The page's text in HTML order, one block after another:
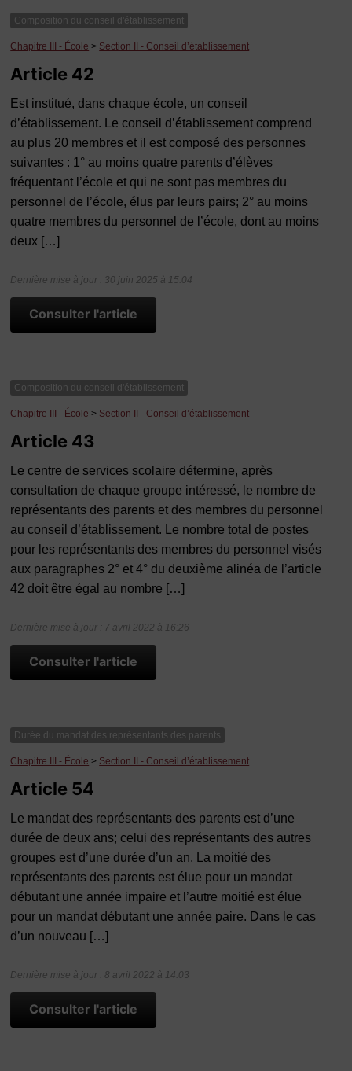
Composition du conseil d'établissement
Chapitre III - École > Section II - Conseil d’établissement
Article 42
Est institué, dans chaque école, un conseil
d’établissement. Le conseil d’établissement comprend
au plus 20 membres et il est composé des personnes
suivantes : 1° au moins quatre parents d’élèves
fréquentant l’école et qui ne sont pas membres du
personnel de l’école, élus par leurs pairs; 2° au moins
quatre membres du personnel de l’école, dont au moins
deux […]
Dernière mise à jour : 30 juin 2025 à 15:04
Consulter l'article
Composition du conseil d'établissement
Chapitre III - École > Section II - Conseil d’établissement
Article 43
Le centre de services scolaire détermine, après
consultation de chaque groupe intéressé, le nombre de
représentants des parents et des membres du personnel
au conseil d’établissement. Le nombre total de postes
pour les représentants des membres du personnel visés
aux paragraphes 2° et 4° du deuxième alinéa de l’article
42 doit être égal au nombre […]
Dernière mise à jour : 7 avril 2022 à 16:26
Consulter l'article
Durée du mandat des représentants des parents
Chapitre III - École > Section II - Conseil d’établissement
Article 54
Le mandat des représentants des parents est d’une
durée de deux ans; celui des représentants des autres
groupes est d’une durée d’un an. La moitié des
représentants des parents est élue pour un mandat
débutant une année impaire et l’autre moitié est élue
pour un mandat débutant une année paire. Dans le cas
d’un nouveau […]
Dernière mise à jour : 8 avril 2022 à 14:03
Consulter l'article